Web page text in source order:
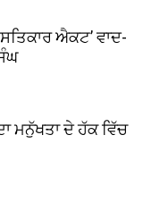
ਐਕਟ’ ਵਾਦ-
ਮਨੁੱਖਤਾ ਦੇ ਹੱਕ ਵਿੱਚ